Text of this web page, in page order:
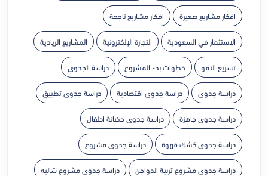
افكار مشاريع صغيرة افكار مشاريع ناجحة
الاستثمار في السعودية التجارة الإلكترونية المشاريع الريادية
تسريع النمو خطوات بدء المشروع دراسة الجدوى
دراسة جدوى دراسة جدوى اقتصادية دراسة جدوى تطبيق
دراسة جدوى جاهزة دراسة جدوى حضانة اطفال
دراسة جدوى كشك قهوة دراسة جدوى مشروع
دراسة جدوى مشروع تربية الدواجن دراسة جدوى مشروع شاليه